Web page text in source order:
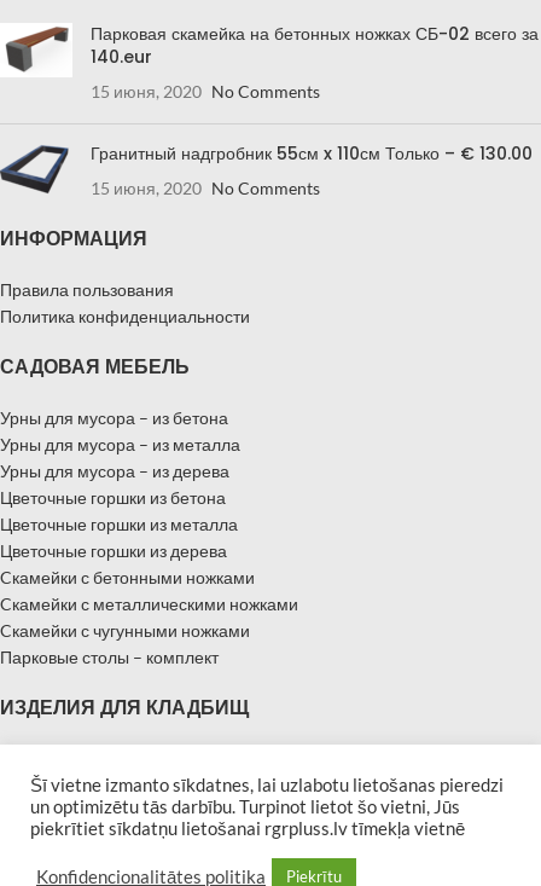
Парковая скамейка на бетонных ножках СБ-02 всего за
140.eur
15 июня, 2020 No Comments
Гранитный надгробник 55см x 110см Только – € 130.00
15 июня, 2020 No Comments
ИНФОРМАЦИЯ
Правила пользования
Политика конфиденциальности
САДОВАЯ МЕБЕЛЬ
Урны для мусора – из бетона
Урны для мусора – из металла
Урны для мусора – из дерева
Цветочные горшки из бетона
Цветочные горшки из металла
Цветочные горшки из дерева
Cкамейки с бетонными ножками
Cкамейки с металлическими ножками
Cкамейки с чугунными ножками
Парковые столы – комплект
ИЗДЕЛИЯ ДЛЯ КЛАДБИЩ
Памятники – Мемориальные плиты
Бордюры для могил
Скамейки для кладбищ
| Developed by
Šī vietne izmanto sīkdatnes, lai uzlabotu lietošanas pieredzi
un optimizētu tās darbību. Turpinot lietot šo vietni, Jūs
piekrītiet sīkdatņu lietošanai rgrpluss.lv tīmekļa vietnē
Konfidencionalitātes politika Piekrītu